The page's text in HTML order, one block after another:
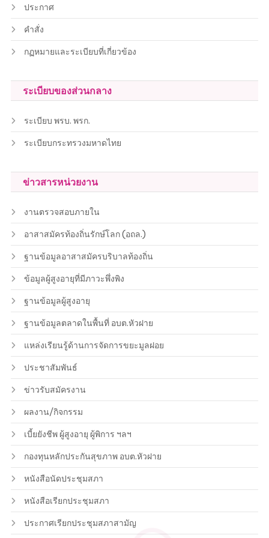
ประกาศ
คำสั่ง
กฏหมายและระเบียบที่เกี่ยวข้อง
ระเบียบของส่วนกลาง
ระเบียบ พรบ. พรก.
ระเบียบกระทรวงมหาดไทย
ข่าวสารหน่วยงาน
งานตรวจสอบภายใน
อาสาสมัครท้องถิ่นรักษ์โลก (อถล.)
ฐานข้อมูลอาสาสมัครบริบาลท้องถิ่น
ข้อมูลผู้สูงอายุที่มีภาวะพึ่งพิง
ฐานข้อมูลผู้สูงอายุ
ฐานข้อมูลตลาดในพื้นที่ อบต.หัวฝาย
แหล่งเรียนรู้ด้านการจัดการขยะมูลฝอย
ประชาสัมพันธ์
ข่าวรับสมัครงาน
ผลงาน/กิจกรรม
เบี้ยยังชีพ ผู้สูงอายุ ผู้พิการ ฯลฯ
กองทุนหลักประกันสุขภาพ อบต.หัวฝาย
หนังสือนัดประชุมสภา
หนังสือเรียกประชุมสภา
ประกาศเรียกประชุมสภาสามัญ